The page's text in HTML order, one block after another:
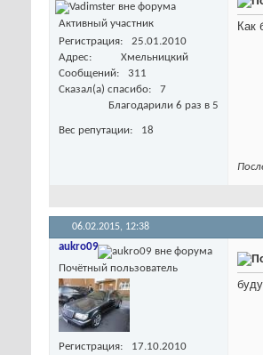
Активный участник
Регистрация
25.01.2010
Адрес
Хмельницкий
Сообщений
311
Сказал(а) спасибо
7
Благодарили 6 раз в 5
Вес репутации 18
Как
06.02.2015, 12:38
aukro09
Почётный пользователь
Регистрация
17.10.2010